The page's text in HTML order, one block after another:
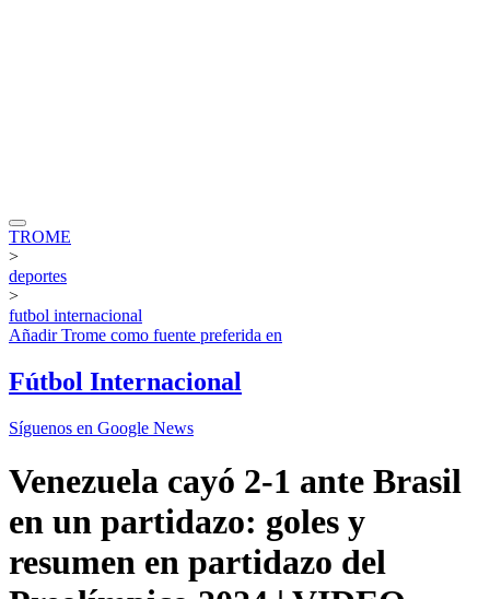
TROME
>
deportes
>
futbol internacional
AñadirTrome como fuente preferida en
Fútbol Internacional
Síguenos en Google News
Venezuela cayó 2-1 ante Brasil
en un partidazo: goles y
resumen en partidazo del